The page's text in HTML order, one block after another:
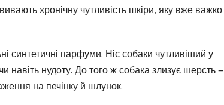
хронічну чутливість шкіри, яку вже важко
синтетичні парфуми. Ніс собаки чутливіший у
навіть нудоту. До того ж собака злизує шерсть —
на печінку й шлунок.